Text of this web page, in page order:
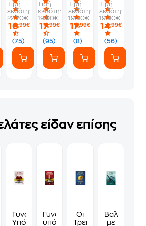
Η
επόμενη
γενιά
(75)
Τιμή
εκδότη:
22.20€
16,99€
(95)
Τιμή
εκδότη:
19.90€
17,99€
(8)
Τιμή
εκδότη:
19.90€
17,99€
(56)
Τιμή
εκδότη:
19.90€
14,99€
είδαν επίσης
υπόθεση 4 - Τζόκερ
Γυναικεία
Υπόθεση
Γυναικεία
υπόθεση
Οι
Τρεις
Βαλς
με